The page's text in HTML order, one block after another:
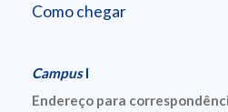
Como chegar
CampusI
Endereço para